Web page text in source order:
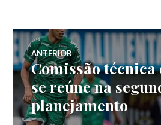
ANTERIOR
Comissão técnica
se reúne na
planejamento